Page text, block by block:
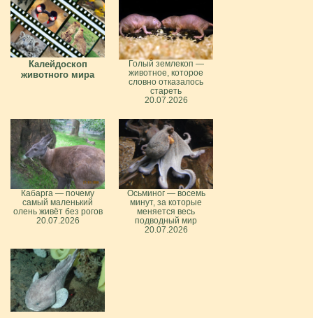
Калейдоскоп
животного мира
Голый землекоп —
животное, которое
словно отказалось
стареть
20.07.2026
Кабарга — почему
самый маленький
олень живёт без рогов
20.07.2026
Осьминог — восемь
минут, за которые
меняется весь
подводный мир
20.07.2026